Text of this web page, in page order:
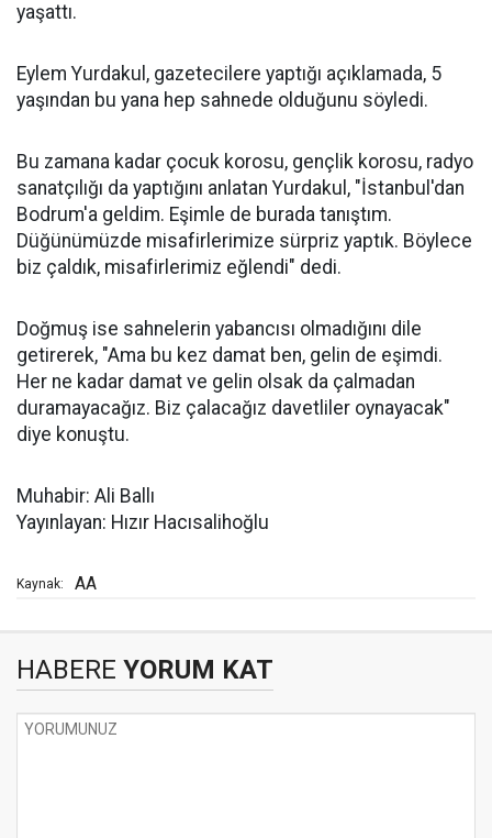
yaşattı.
Eylem Yurdakul, gazetecilere yaptığı açıklamada, 5
yaşından bu yana hep sahnede olduğunu söyledi.
Bu zamana kadar çocuk korosu, gençlik korosu, radyo
sanatçılığı da yaptığını anlatan Yurdakul, "İstanbul'dan
Bodrum'a geldim. Eşimle de burada tanıştım.
Düğünümüzde misafirlerimize sürpriz yaptık. Böylece
biz çaldık, misafirlerimiz eğlendi" dedi.
Doğmuş ise sahnelerin yabancısı olmadığını dile
getirerek, "Ama bu kez damat ben, gelin de eşimdi.
Her ne kadar damat ve gelin olsak da çalmadan
duramayacağız. Biz çalacağız davetliler oynayacak"
diye konuştu.
Muhabir: Ali Ballı
Yayınlayan: Hızır Hacısalihoğlu
Kaynak: AA
HABERE YORUM KAT